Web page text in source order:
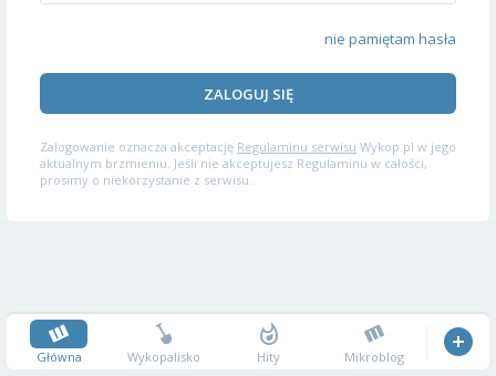
nie pamiętam hasła
ZALOGUJ SIĘ
Zalogowanie oznacza akceptację Regulaminu serwisu Wykop.pl w jego
aktualnym brzmieniu. Jeśli nie akceptujesz Regulaminu w całości,
prosimy o niekorzystanie z serwisu.
Główna Wykopalisko Hity Mikroblog